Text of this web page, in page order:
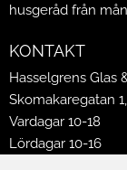
husgeråd från
KONTAKT
Hasselgrens Glas
Skomakaregatan
Vardagar 10-18
Lördagar 10-16